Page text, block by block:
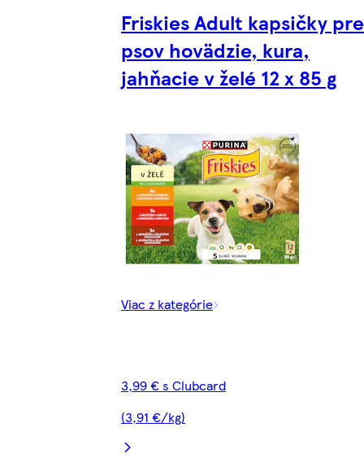
Friskies Adult kapsičky pre
psov hovädzie, kura,
jahňacie v želé 12 x 85 g
Viac z kategórie
3,99 € s Clubcard
(3,91 €/kg)